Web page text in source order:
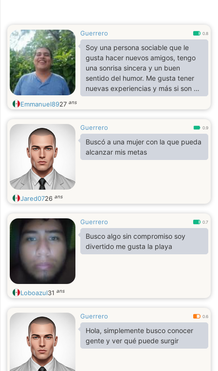
Guerrero 0.8
Soy una persona sociable que le
gusta hacer nuevos amigos, tengo
una sonrisa sincera y un buen
sentido del humor. Me gusta tener
nuevas experiencias y más si son al
lado de personas que quiero
Emmanuel8927 ans
Guerrero 0.9
Buscó a una mujer con la que pueda
alcanzar mis metas
Jared0726 ans
Guerrero 0.7
Busco algo sin compromiso soy
divertido me gusta la playa
Loboazul31 ans
Guerrero 0.6
Hola, simplemente busco conocer
gente y ver qué puede surgir